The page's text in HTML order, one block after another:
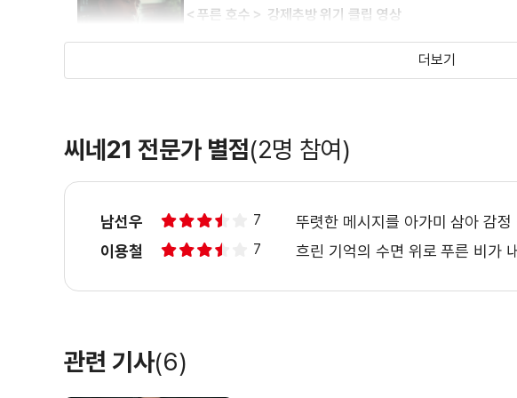
＜푸른 호수＞ 강제추방 위기 클립 영상
더보기
씨네21 전문가 별점(2명 참여)
남선우 7
뚜렷한 메시지를 아가미 삼아 감정
이용철
7 흐린 기억의 수면 위로 푸른 비가
관련 기사(6)